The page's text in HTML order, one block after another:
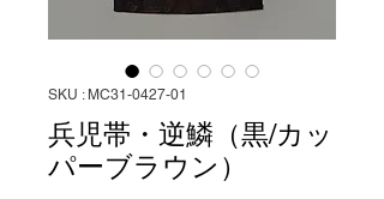
SKU : MC31-0427-01
兵児帯・逆鱗（黒/カッ
パーブラウン）